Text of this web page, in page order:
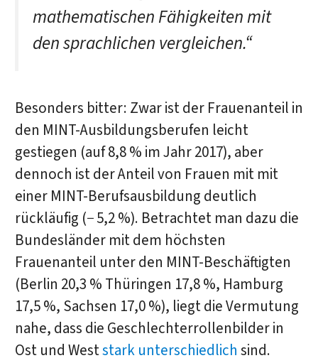
mathematischen Fähigkeiten mit
den sprachlichen vergleichen.“
Besonders bitter: Zwar ist der Frauenanteil in
den MINT-Ausbildungsberufen leicht
gestiegen (auf 8,8 % im Jahr 2017), aber
dennoch ist der Anteil von Frauen mit mit
einer MINT-Berufsausbildung deutlich
rückläufig (− 5,2 %). Betrachtet man dazu die
Bundesländer mit dem höchsten
Frauenanteil unter den MINT-Beschäftigten
(Berlin 20,3 % Thüringen 17,8 %, Hamburg
17,5 %, Sachsen 17,0 %), liegt die Vermutung
nahe, dass die Geschlechterrollenbilder in
Ost und Weststark unterschiedlich sind.